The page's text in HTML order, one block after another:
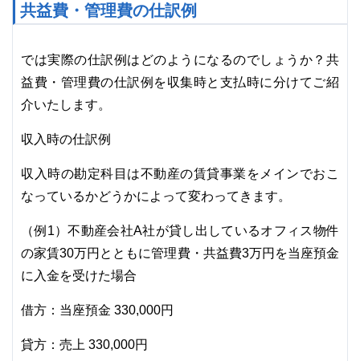
共益費・管理費の仕訳例
では実際の仕訳例はどのようになるのでしょうか？共
益費・管理費の仕訳例を収集時と支払時に分けてご紹
介いたします。
収入時の仕訳例
収入時の勘定科目は不動産の賃貸事業をメインでおこ
なっているかどうかによって変わってきます。
（例1）不動産会社A社が貸し出しているオフィス物件
の家賃30万円とともに管理費・共益費3万円を当座預金
に入金を受けた場合
借方：当座預金 330,000円
貸方：売上 330,000円